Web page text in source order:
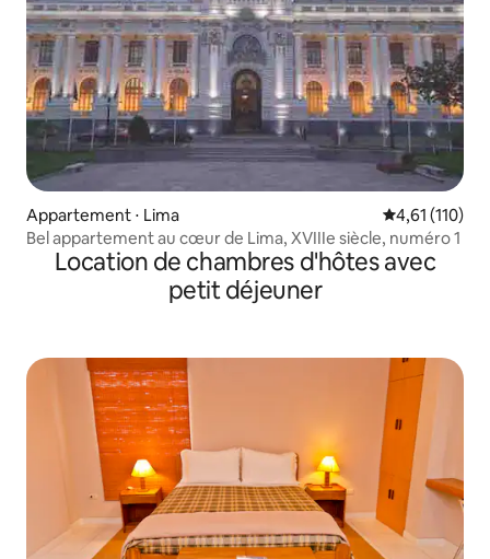
Appartement ⋅ Lima Évaluation
4,61 (110)
Bel appartement au cœur de Lima, XVIIIe siècle, numéro 1
Location de chambres d'hôtes avec
petit déjeuner